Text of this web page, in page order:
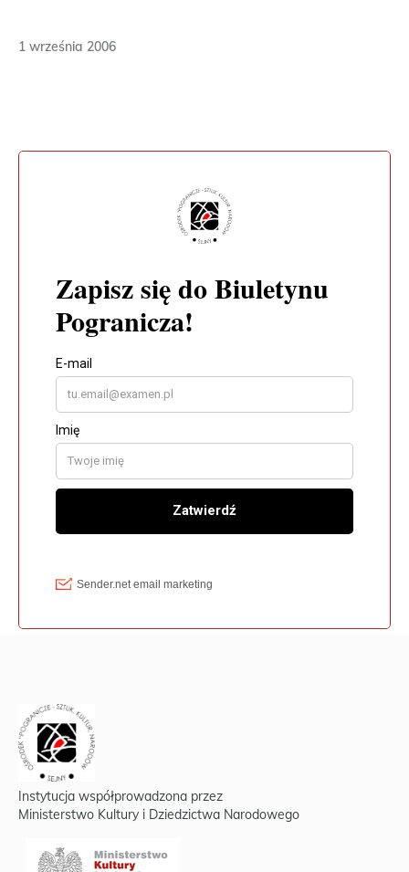
1 września 2006
Instytucja współprowadzona przez
Ministerstwo Kultury i Dziedzictwa Narodowego